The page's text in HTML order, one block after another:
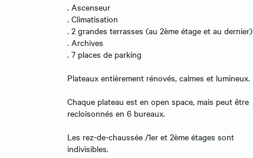
. Ascenseur
. Climatisation
. 2 grandes terrasses (au 2ème étage et au dernier)
. Archives
. 7 places de parking
Plateaux entièrement rénovés, calmes et lumineux.
Chaque plateau est en open space, mais peut être
recloisonnés en 6 bureaux.
Les rez-de-chaussée /1er et 2ème étages sont
indivisibles.